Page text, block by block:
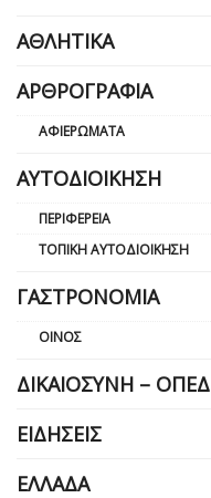
ΑΘΛΗΤΙΚΆ
ΑΡΘΡΟΓΡΑΦΊΑ
ΑΦΙΕΡΏΜΑΤΑ
ΑΥΤΟΔΙΟΊΚΗΣΗ
ΠΕΡΙΦΈΡΕΙΑ
ΤΟΠΙΚΉ ΑΥΤΟΔΙΟΊΚΗΣΗ
ΓΑΣΤΡΟΝΟΜΊΑ
ΟΊΝΟΣ
ΔΙΚΑΙΟΣΎΝΗ – ΟΠΕΔ
ΕΙΔΉΣΕΙΣ
ΕΛΛΆΔΑ